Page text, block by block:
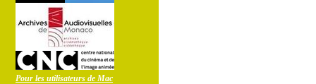
Pour les utilisateurs de Mac